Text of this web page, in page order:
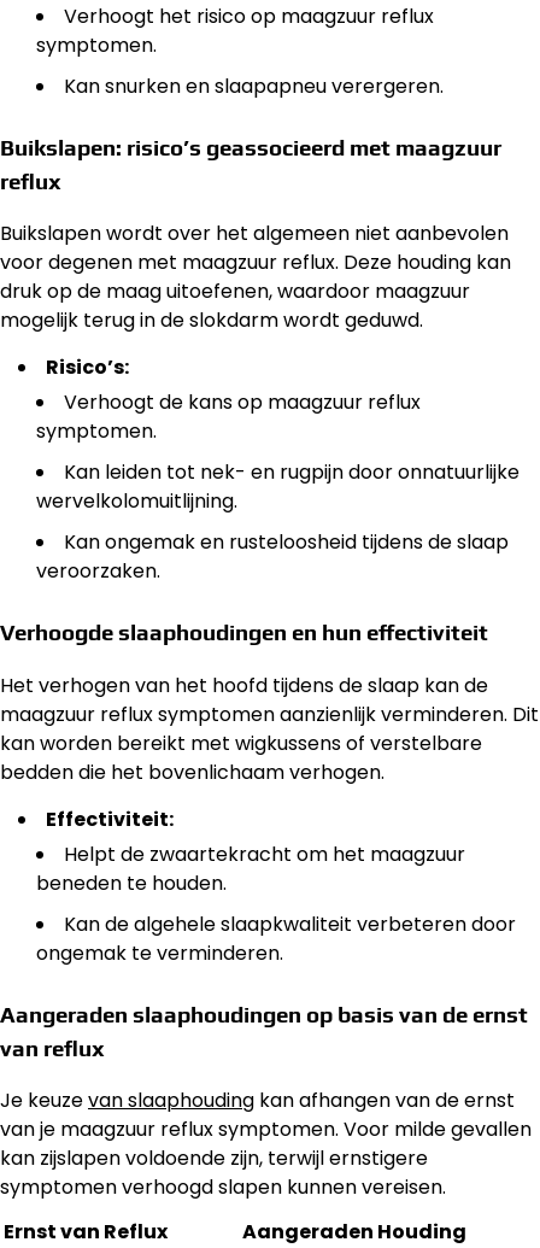
Verhoogt het risico op maagzuur reflux
symptomen.
Kan snurken en slaapapneu verergeren.
Buikslapen: risico’s geassocieerd met maagzuur
reflux
Buikslapen wordt over het algemeen niet aanbevolen
voor degenen met maagzuur reflux. Deze houding kan
druk op de maag uitoefenen, waardoor maagzuur
mogelijk terug in de slokdarm wordt geduwd.
Risico’s:
Verhoogt de kans op maagzuur reflux
symptomen.
Kan leiden tot nek- en rugpijn door onnatuurlijke
wervelkolomuitlijning.
Kan ongemak en rusteloosheid tijdens de slaap
veroorzaken.
Verhoogde slaaphoudingen en hun effectiviteit
Het verhogen van het hoofd tijdens de slaap kan de
maagzuur reflux symptomen aanzienlijk verminderen. Dit
kan worden bereikt met wigkussens of verstelbare
bedden die het bovenlichaam verhogen.
Effectiviteit:
Helpt de zwaartekracht om het maagzuur
beneden te houden.
Kan de algehele slaapkwaliteit verbeteren door
ongemak te verminderen.
Aangeraden slaaphoudingen op basis van de ernst
van reflux
Je keuzevan slaaphouding kan afhangen van de ernst
van je maagzuur reflux symptomen. Voor milde gevallen
kan zijslapen voldoende zijn, terwijl ernstigere
symptomen verhoogd slapen kunnen vereisen.
Ernst van Reflux
Aangeraden Houding